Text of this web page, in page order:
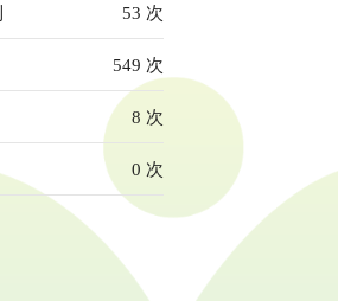
53 次
549 次
8 次
0 次